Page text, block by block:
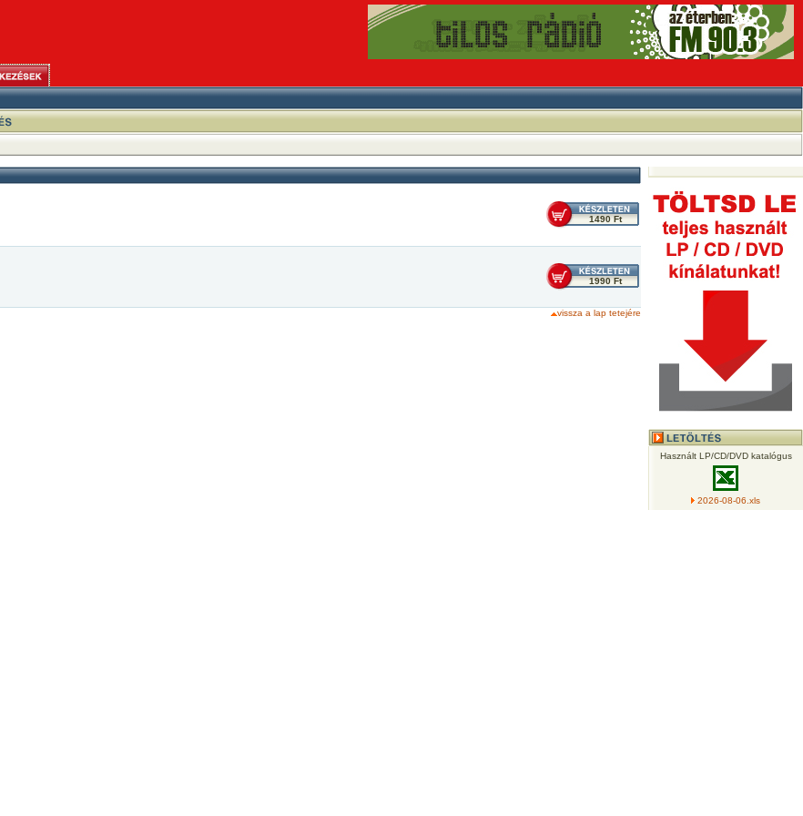
1490 Ft
1990 Ft
vissza a lap tetejére
Használt LP/CD/DVD katalógus
2026-08-06.xls